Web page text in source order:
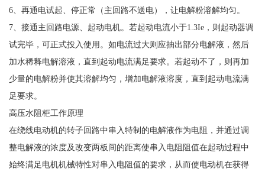
6、再通电试起、停正常（主回路不送电），让电解粉溶解均匀。
7、接通主回路电源、起动电机。若起动电流小于1.3Ie，则起动器调
试完毕，可正式投入使用。如电流过大则应抽出部分电解液，然后
加水稀释电解溶液，直到起动电流满足要求。若起动不了，则再加
少量的电解粉并使其溶解均匀，增加电解液溶度，直到起动电流满
足要求。
高压水阻柜工作原理
在绕线电动机的转子回路中串入特制的电解液作为电阻，并通过调
整电解液的浓度及改变两板间的距离使串入电阻阻值在起动过程中
始终满足电机机械特性对串入电阻值的要求，从而使电动机在获得